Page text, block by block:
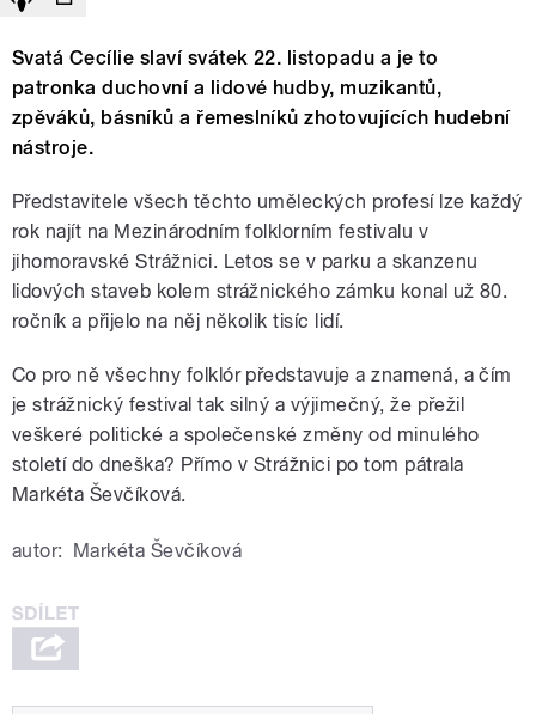
Svatá Cecílie slaví svátek 22. listopadu a je to
patronka duchovní a lidové hudby, muzikantů,
zpěváků, básníků a řemeslníků zhotovujících hudební
nástroje.
Představitele všech těchto uměleckých profesí lze každý
rok najít na Mezinárodním folklorním festivalu v
jihomoravské Strážnici. Letos se v parku a skanzenu
lidových staveb kolem strážnického zámku konal už 80.
ročník a přijelo na něj několik tisíc lidí.
Co pro ně všechny folklór představuje a znamená, a čím
je strážnický festival tak silný a výjimečný, že přežil
veškeré politické a společenské změny od minulého
století do dneška? Přímo v Strážnici po tom pátrala
Markéta Ševčíková.
autor: Markéta Ševčíková